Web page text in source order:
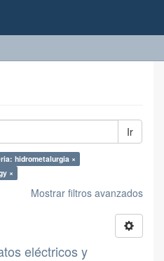
Ir
hidrometalurgia ×
×
Mostrar filtros avanzados
eléctricos y